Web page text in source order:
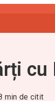
min de citit